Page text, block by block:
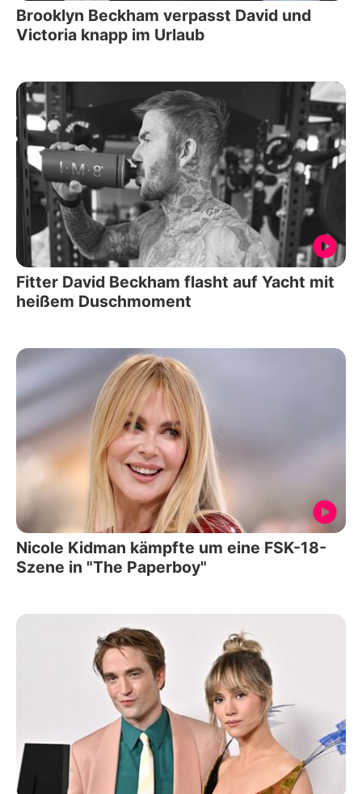
Brooklyn Beckham verpasst David und
Victoria knapp im Urlaub
Fitter David Beckham flasht auf Yacht mit
heißem Duschmoment
Nicole Kidman kämpfte um eine FSK-18-
Szene in "The Paperboy"